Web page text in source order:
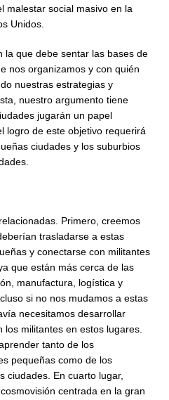
malestar social masivo en la
Unidos.
la que debe sentar las bases de
nos organizamos y con quién
nuestras estrategias y
nuestro argumento tiene
jugarán un papel
logro de este objetivo requerirá
ciudades y los suburbios
Primero, creemos
trasladarse a estas
y conectarse con militantes
que están más cerca de las
manufactura, logística y
si no nos mudamos a estas
necesitamos desarrollar
militantes en estos lugares.
tanto de los
pequeñas como de los
ciudades. En cuarto lugar,
centrada en la gran